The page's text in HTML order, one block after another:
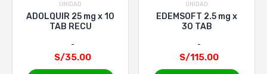
UNIDAD
ADOLQUIR 25 mg x 10
TAB RECU
S/35.00
UNIDAD
EDEMSOFT 2.5 mg x
30 TAB
S/115.00